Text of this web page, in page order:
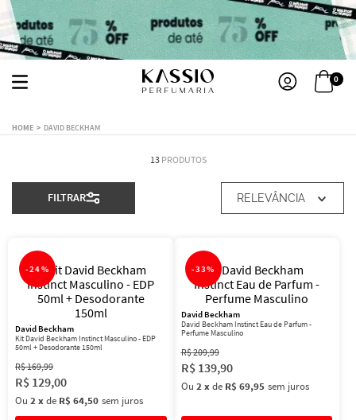
0
DAVID BECKHAM
13 PRODUTOS
FILTRAR RELEVÂNCIA
-24%
David Beckham
Kit David Beckham Instinct Masculino - EDP
50ml + Desodorante 150ml
R$169,99
R$ 129,00
Ou 2xde R$ 64,50 sem juros
-33%
David Beckham
David Beckham Instinct Eau de Parfum -
Perfume Masculino
R$209,99
R$ 139,90
Ou 2 xde R$ 69,95 sem juros